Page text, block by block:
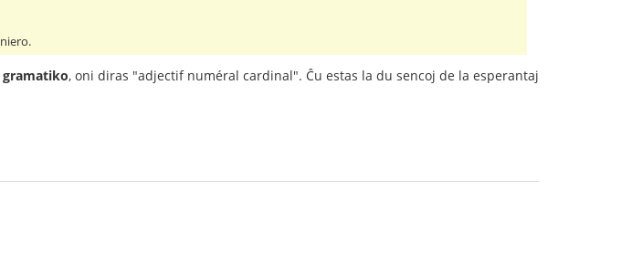
gramatiko, oni diras "adjectif numéral cardinal". Ĉu estas la du sencoj de la esperantaj